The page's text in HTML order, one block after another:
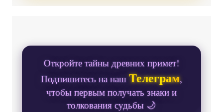
Откройте тайны древних примет!
Подпишитесь на нашТелеграм,
чтобы первым получать знаки и
толкования судьбы 🌙